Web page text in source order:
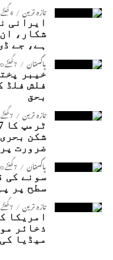
تازہ ترین 4 گھنٹے ago
ایرانی
شکار،
ہے، جے
پاکستان 7 گھنٹے ago
خیبر
بحق
تازہ ترین 7 گھنٹے ago
شکن
ضرورت
پاکستان 7 گھنٹے ago
سطح پر
تازہ ترین 7 گھنٹے ago
امریکا
ذخائر
میڈیا